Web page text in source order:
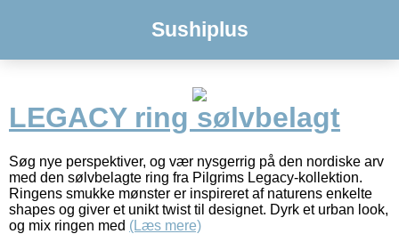
Sushiplus
LEGACY ring sølvbelagt
Søg nye perspektiver, og vær nysgerrig på den nordiske arv
med den sølvbelagte ring fra Pilgrims Legacy-kollektion.
Ringens smukke mønster er inspireret af naturens enkelte
shapes og giver et unikt twist til designet. Dyrk et urban look,
og mix ringen med (Læs mere)